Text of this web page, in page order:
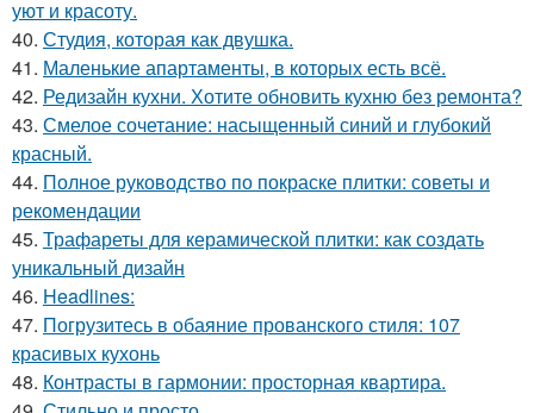
уют и красоту.
40. Студия, которая как двушка.
41. Маленькие апартаменты, в которых есть всё.
42. Редизайн кухни. Хотите обновить кухню без ремонта?
43. Смелое сочетание: насыщенный синий и глубокий
красный.
44. Полное руководство по покраске плитки: советы и
рекомендации
45. Трафареты для керамической плитки: как создать
уникальный дизайн
46. Headlines:
47. Погрузитесь в обаяние прованского стиля: 107
красивых кухонь
48. Контрасты в гармонии: просторная квартира.